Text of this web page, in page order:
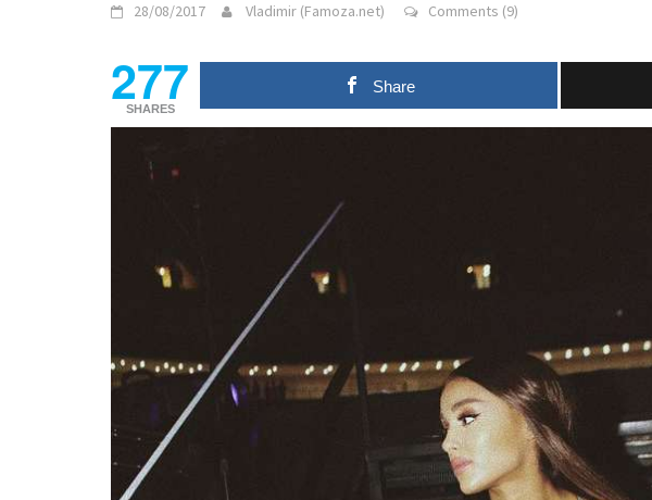
28/08/2017 Vladimir (Famoza.net) Comments (9)
277
SHARES
Share